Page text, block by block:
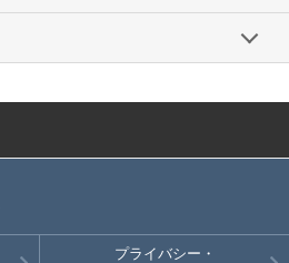
プライバシー・